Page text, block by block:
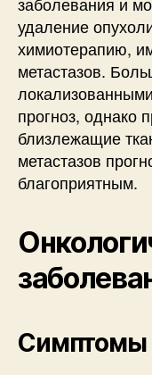
удаление
химиотерапию,
метастазов.
прогноз, однако
близлежащие
метастазов
благоприятным.
Симптомы